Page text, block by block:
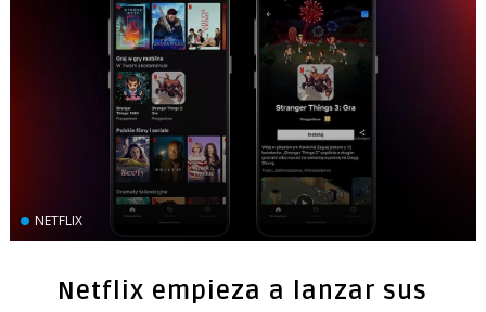
NETFLIX
Netflix empieza a lanzar sus